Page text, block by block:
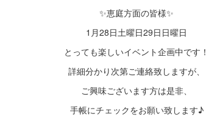
✨恵庭方面の皆様✨
1月28日土曜日29日日曜日
とっても楽しいイベント企画中です！
詳細分かり次第ご連絡致しますが、
ご興味ございます方は是非、
手帳にチェックをお願い致します♪